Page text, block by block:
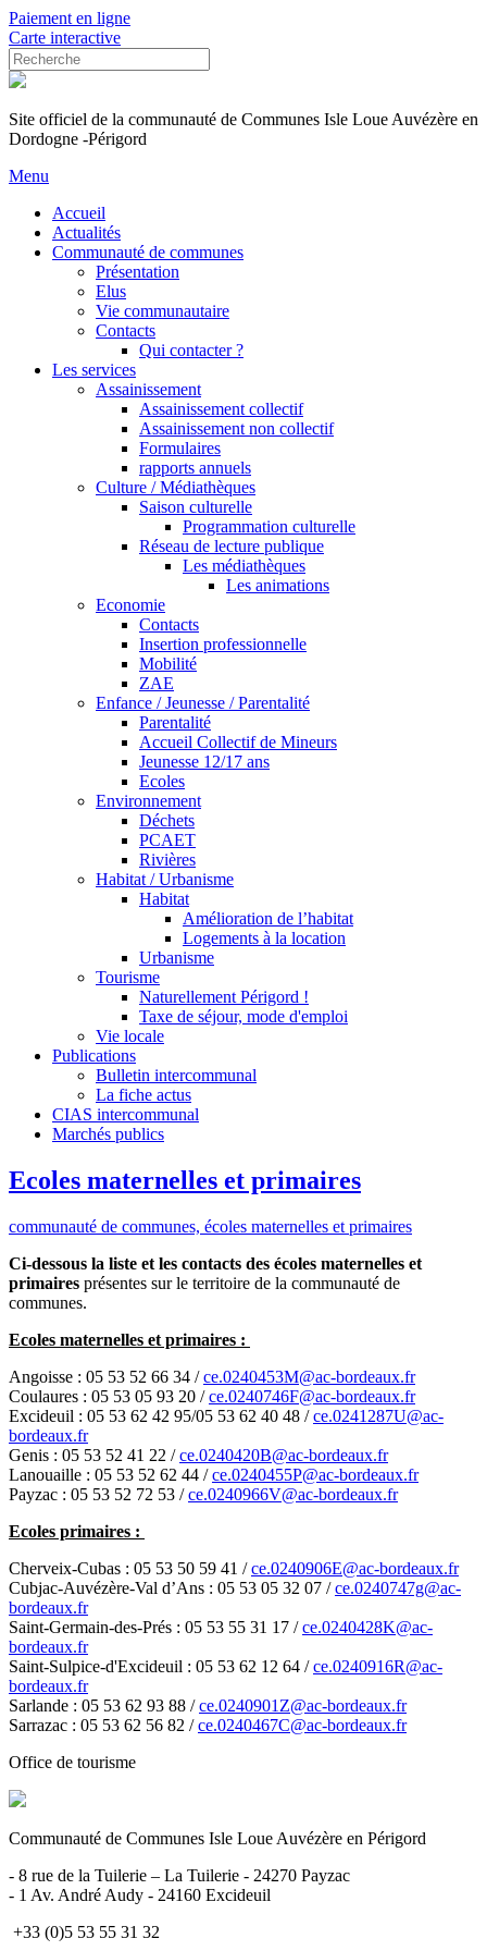
Paiement en ligne
Carte interactive
Site officiel de la communauté de Communes Isle Loue Auvézère en
Dordogne -Périgord
Menu
Accueil
Actualités
Communauté de communes
Présentation
Elus
Vie communautaire
Contacts
Qui contacter ?
Les services
Assainissement
Assainissement collectif
Assainissement non collectif
Formulaires
rapports annuels
Culture / Médiathèques
Saison culturelle
Programmation culturelle
Réseau de lecture publique
Les médiathèques
Les animations
Economie
Contacts
Insertion professionnelle
Mobilité
ZAE
Enfance / Jeunesse / Parentalité
Parentalité
Accueil Collectif de Mineurs
Jeunesse 12/17 ans
Ecoles
Environnement
Déchets
PCAET
Rivières
Habitat / Urbanisme
Habitat
Amélioration de l’habitat
Logements à la location
Urbanisme
Tourisme
Naturellement Périgord !
Taxe de séjour, mode d'emploi
Vie locale
Publications
Bulletin intercommunal
La fiche actus
CIAS intercommunal
Marchés publics
Ecoles maternelles et primaires
communauté de communes, écoles maternelles et primaires
Ci-dessous la liste et les contacts des écoles maternelles et
primaires présentes sur le territoire de la communauté de
communes.
Ecoles maternelles et primaires :
Angoisse : 05 53 52 66 34 /ce.0240453M@ac-bordeaux.fr
Coulaures : 05 53 05 93 20 /ce.0240746F@ac-bordeaux.fr
Excideuil : 05 53 62 42 95/05 53 62 40 48 /ce.0241287U@ac-
bordeaux.fr
Genis : 05 53 52 41 22 /ce.0240420B@ac-bordeaux.fr
Lanouaille : 05 53 52 62 44 /ce.0240455P@ac-bordeaux.fr
Payzac : 05 53 52 72 53 /ce.0240966V@ac-bordeaux.fr
Ecoles primaires :
Cherveix-Cubas : 05 53 50 59 41 /ce.0240906E@ac-bordeaux.fr
Cubjac-Auvézère-Val d’Ans : 05 53 05 32 07 /ce.0240747g@ac-
bordeaux.fr
Saint-Germain-des-Prés : 05 53 55 31 17 /ce.0240428K@ac-
bordeaux.fr
Saint-Sulpice-d'Excideuil : 05 53 62 12 64 /ce.0240916R@ac-
bordeaux.fr
Sarlande : 05 53 62 93 88 /ce.0240901Z@ac-bordeaux.fr
Sarrazac : 05 53 62 56 82 /ce.0240467C@ac-bordeaux.fr
Office de tourisme
Communauté de Communes Isle Loue Auvézère en Périgord
- 8 rue de la Tuilerie – La Tuilerie - 24270 Payzac
- 1 Av. André Audy - 24160 Excideuil
+33 (0)5 53 55 31 32